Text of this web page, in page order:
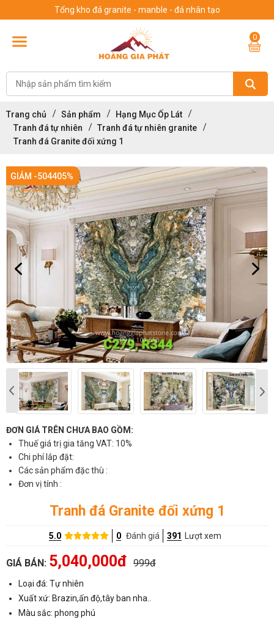
Tổng kho đá granite - manble - đá nhân tạo
0
Trang chủ Sản phẩm
Hạng Mục Ốp Lát
Tranh đá tự nhiên
Tranh đá tự nhiên granite
Tranh đá Granite đối xứng 1
GIẢM -504405%
ĐƠN GIÁ TRÊN CHƯA BAO GỒM:
Thuế giá trị gia tăng VAT: 10%
Chi phí lắp đặt:
Các sản phẩm đặc thù :
Đơn vị tính :
Tranh đá Granite đối xứng 1
5.0 0 Đánh giá 391 Lượt xem
GIÁ BÁN: 5,040,000đ 999đ
Loại đá: Tự nhiên
Xuất xứ: Brazin,ấn độ,tây ban nha..
Màu sắc: phong phú